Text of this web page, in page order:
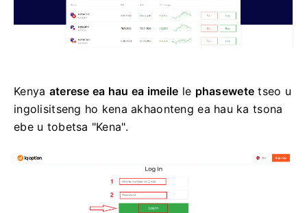
Kenya aterese ea hau ea imeile le phasewete tseo u
ingolisitseng ho kena akhaonteng ea hau ka tsona
ebe u tobetsa "Kena".